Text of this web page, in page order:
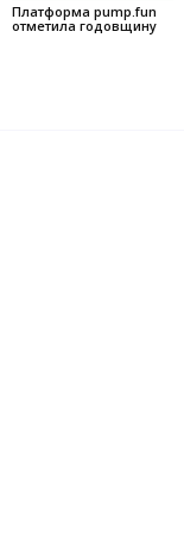
Платформа pump.fun
отметила годовщину